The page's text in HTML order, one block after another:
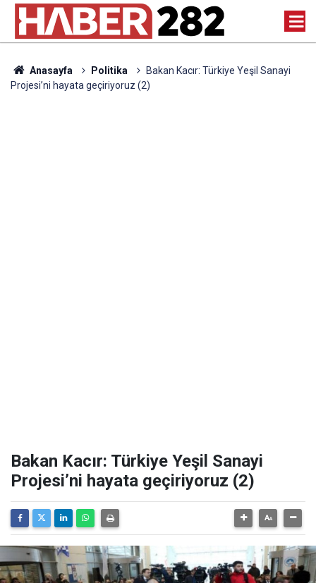
Anasayfa Politika
Bakan Kacır: Türkiye Yeşil Sanayi
Projesi’ni hayata geçiriyoruz (2)
Bakan Kacır: Türkiye Yeşil Sanayi
Projesi’ni hayata geçiriyoruz (2)